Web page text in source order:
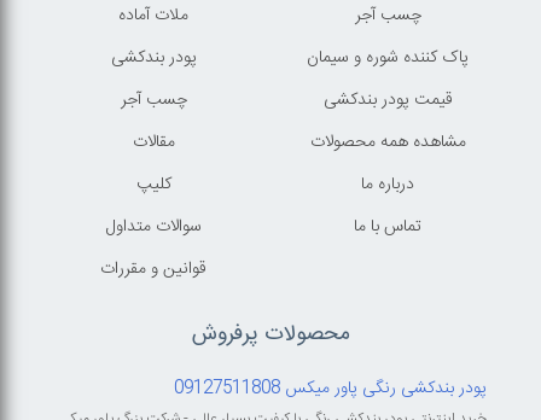
چسب آجر
پاک کننده شوره و سیمان
قیمت پودر بندکشی
مشاهده همه محصولات
درباره ما
تماس با ما
ملات آماده
پودر بندکشی
چسب آجر
مقالات
کليپ
سوالات متداول
قوانين و مقررات
محصولات پرفروش
پودر بندکشی رنگی پاور میکس 09127511808